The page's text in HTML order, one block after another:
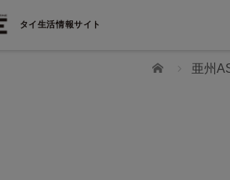
タイ生活情報サイト
ホーム 亜州